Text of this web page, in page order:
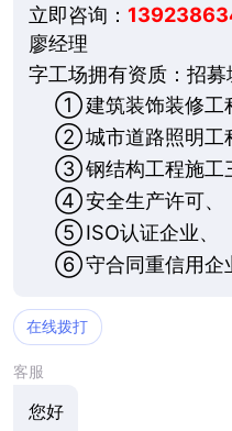
立即咨询：
廖经理
字工场拥有资质：招
①建筑装饰装修工
②城市道路照明工
③钢结构工程施工
④安全生产许可、
⑤ ISO认证企业、
⑥守合同重信用企
在线拨打
客服
您好